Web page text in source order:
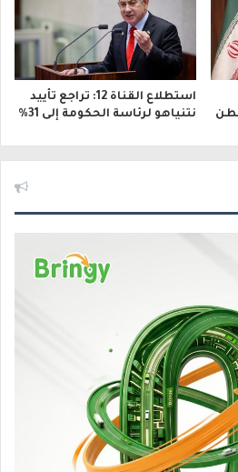
استطلاع القناة 12: تراجع تأييد
نتنياهو لرئاسة الحكومة إلى 31%